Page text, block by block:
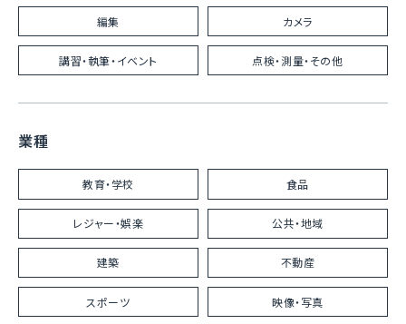
編集 カメラ
講習・執筆・イベント 点検・測量・その他
業種
教育・学校 食品
レジャー・娯楽 公共・地域
建築 不動産
スポーツ 映像・写真